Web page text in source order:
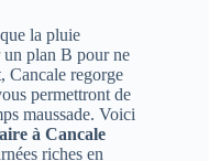
la pluie
un plan B pour ne
Cancale regorge
permettront de
maussade. Voici
à Cancale
riches en